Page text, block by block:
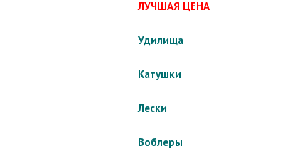
ЛУЧШАЯ ЦЕНА
Удилища
Катушки
Лески
Воблеры